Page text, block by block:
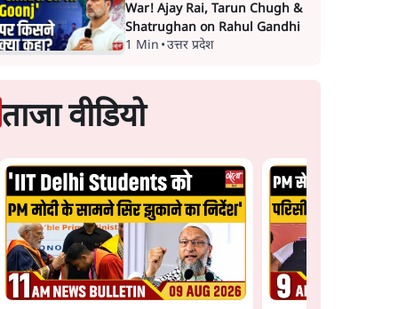
लग
Satya Hindi News
बुलेटिन । 9 अगस्त, सुबह 9
चीन के अतिक्रमण के
को अरुणाचल के सीएम
War! Ajay Rai, Tarun Chugh &
Shatrughan on Rahul Gandhi
1 Min •उत्तर प्रदेश
ताजा वीडियो